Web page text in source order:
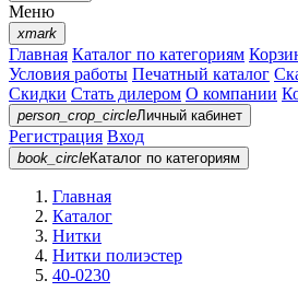
Меню
xmark
Главная Каталог по категориям
Условия работы Печатный каталог
Скидки Стать дилером О компании
person_crop_circleЛичный кабинет
Регистрация Вход
book_circleКаталог по категориям
Главная
Каталог
Нитки
Нитки полиэстер
40-0230